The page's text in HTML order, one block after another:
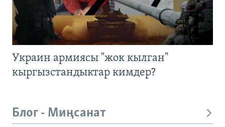
Украин армиясы "жок кылган"
кыргызстандыктар кимдер?
Блог - Миңсанат